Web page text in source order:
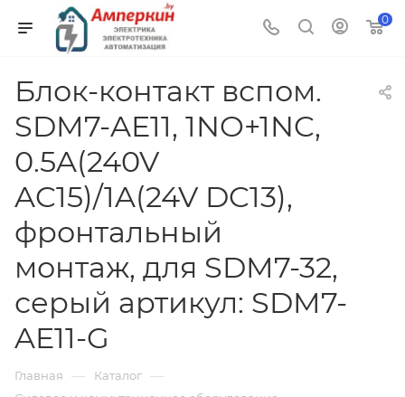
0
Блок-контакт вспом.
SDM7-AE11, 1NO+1NC,
0.5A(240V
AC15)/1A(24V DC13),
фронтальный
монтаж, для SDM7-32,
серый артикул: SDM7-
AE11-G
Главная — Каталог —